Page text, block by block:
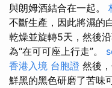
與朗姆酒結合在一起。
不斷生產，因此將濕的
乾燥並旋轉5天，然後
為“在可可座上行走”。
香港入境 台胞證 然後
鮮黑的黑色研磨了苦味